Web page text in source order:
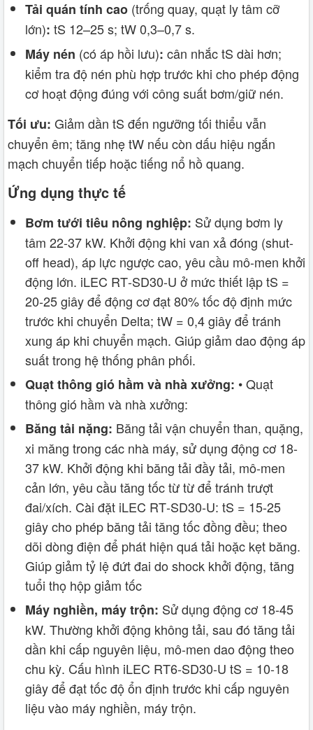
Tải quán tính cao (trống quay, quạt ly tâm cỡ
lớn): tS 12–25 s; tW 0,3–0,7 s.
Máy nén (có áp hồi lưu): cân nhắc tS dài hơn;
kiểm tra độ nén phù hợp trước khi cho phép động
cơ hoạt động đúng với công suất bơm/giữ nén.
Tối ưu: Giảm dần tS đến ngưỡng tối thiểu vẫn
chuyển êm; tăng nhẹ tW nếu còn dấu hiệu ngắn
mạch chuyển tiếp hoặc tiếng nổ hồ quang.
Ứng dụng thực tế
Bơm tưới tiêu nông nghiệp: Sử dụng bơm ly
tâm 22-37 kW. Khởi động khi van xả đóng (shut-
off head), áp lực ngược cao, yêu cầu mô-men khởi
động lớn. iLEC RT‑SD30-U ở mức thiết lập tS =
20-25 giây để động cơ đạt 80% tốc độ định mức
trước khi chuyển Delta; tW = 0,4 giây để tránh
xung áp khi chuyển mạch. Giúp giảm dao động áp
suất trong hệ thống phân phối.
Quạt thông gió hầm và nhà xưởng: • Quạt
thông gió hầm và nhà xưởng:
Băng tải nặng: Băng tải vận chuyển than, quặng,
xi măng trong các nhà máy, sử dụng động cơ 18-
37 kW. Khởi động khi băng tải đầy tải, mô-men
cản lớn, yêu cầu tăng tốc từ từ để tránh trượt
đai/xích. Cài đặt iLEC RT‑SD30-U: tS = 15-25
giây cho phép băng tải tăng tốc đồng đều; theo
dõi dòng điện để phát hiện quá tải hoặc kẹt băng.
Giúp giảm tỷ lệ đứt đai do shock khởi động, tăng
tuổi thọ hộp giảm tốc
Máy nghiền, máy trộn: Sử dụng động cơ 18-45
kW. Thường khởi động không tải, sau đó tăng tải
dần khi cấp nguyên liệu, mô-men dao động theo
chu kỳ. Cấu hình iLEC RT6‑SD30-U tS = 10-18
giây để đạt tốc độ ổn định trước khi cấp nguyên
liệu vào máy nghiền, máy trộn.